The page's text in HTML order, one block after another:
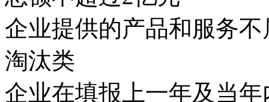
企业提供的产品和服务
淘汰类
企业在填报上一年及当